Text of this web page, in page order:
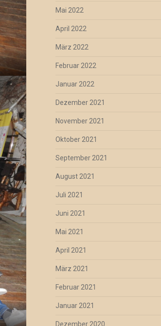
Mai 2022
April 2022
März 2022
Februar 2022
Januar 2022
Dezember 2021
November 2021
Oktober 2021
September 2021
August 2021
Juli 2021
Juni 2021
Mai 2021
April 2021
März 2021
Februar 2021
Januar 2021
Dezember 2020